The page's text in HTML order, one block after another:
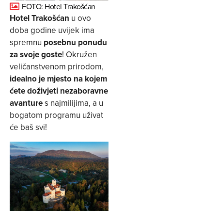
FOTO: Hotel Trakošćan
Hotel Trakošćan u ovo
doba godine uvijek ima
spremnu posebnu ponudu
za svoje goste! Okružen
veličanstvenom prirodom,
idealno je mjesto na kojem
ćete doživjeti nezaboravne
avantures najmilijima, a u
bogatom programu uživat
će baš svi!